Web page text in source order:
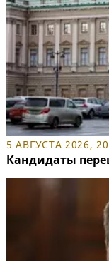
5 АВГУСТА 2026,
Кандидаты